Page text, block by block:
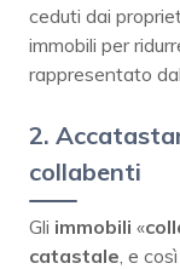
ceduti dai
immobili per
rappresentato
2.
collabenti
Gli immobili «
catastale , e